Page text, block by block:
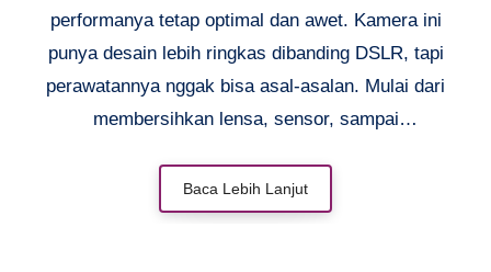
performanya tetap optimal dan awet. Kamera ini
punya desain lebih ringkas dibanding DSLR, tapi
perawatannya nggak bisa asal-asalan. Mulai dari
membersihkan lensa, sensor, sampai
diperhatikan. Salah satu perbedaan utama
dengan DSLR adalah sensor yang lebih rentan
Baca Lebih Lanjut